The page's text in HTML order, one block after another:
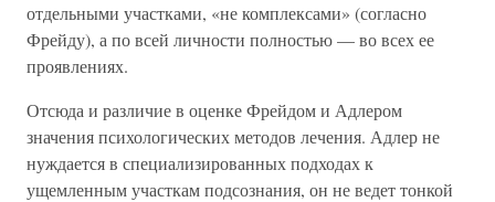
отдельными участками, «не комплексами» (согласно
Фрейду), а по всей личности полностью — во всех ее
проявлениях.
Отсюда и различие в оценке Фрейдом и Адлером
значения психологических методов лечения. Адлер не
нуждается в специализированных подходах к
ущемленным участкам подсознания, он не ведет тонкой